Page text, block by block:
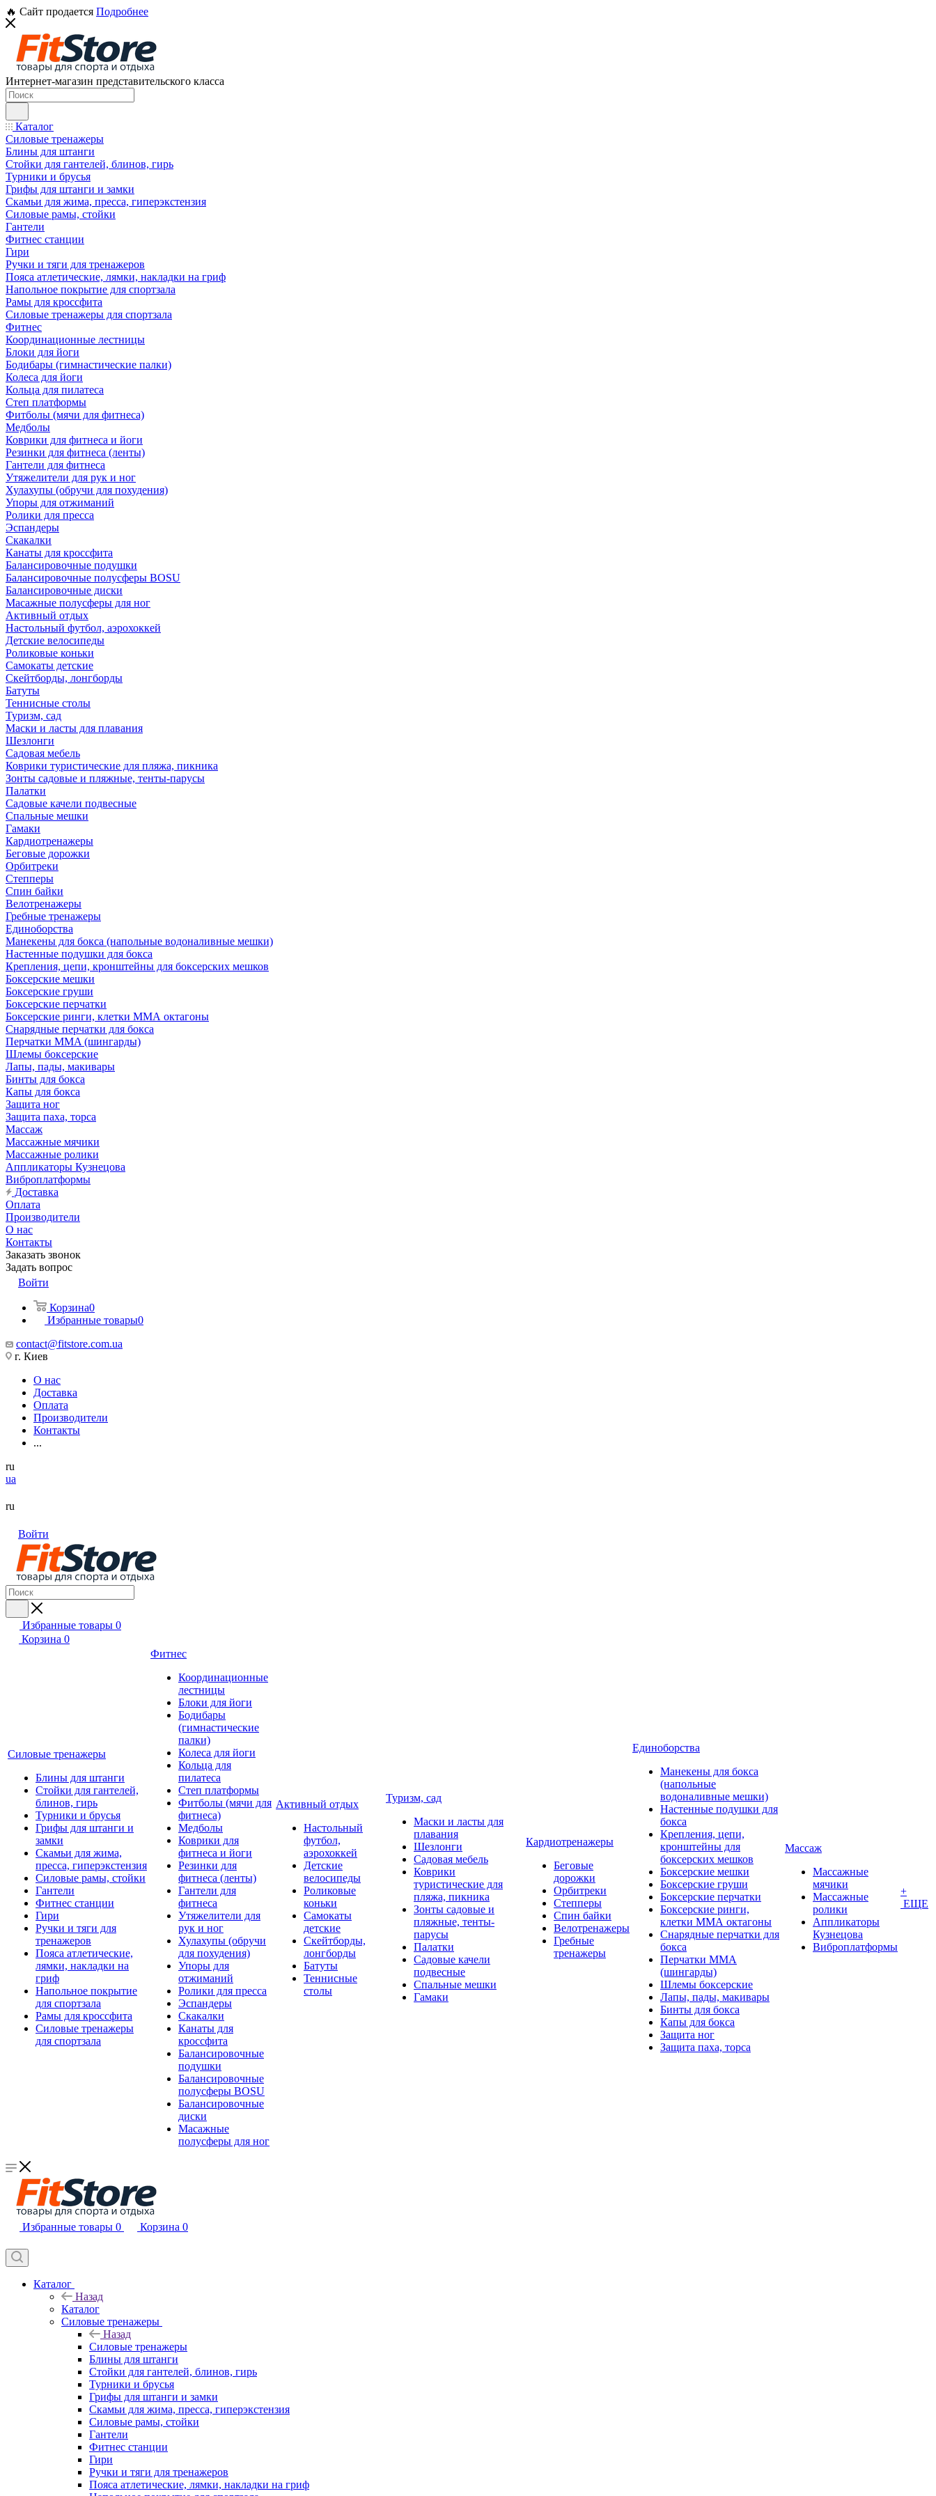
🔥 Сайт продается Подробнее
Интернет-магазин представительского класса
Каталог
Силовые тренажеры
Блины для штанги
Стойки для гантелей, блинов, гирь
Турники и брусья
Грифы для штанги и замки
Скамьи для жима, пресса, гиперэкстензия
Силовые рамы, стойки
Гантели
Фитнес станции
Гири
Ручки и тяги для тренажеров
Пояса атлетические, лямки, накладки на гриф
Напольное покрытие для спортзала
Рамы для кроссфита
Силовые тренажеры для спортзала
Фитнес
Координационные лестницы
Блоки для йоги
Бодибары (гимнастические палки)
Колеса для йоги
Кольца для пилатеса
Степ платформы
Фитболы (мячи для фитнеса)
Медболы
Коврики для фитнеса и йоги
Резинки для фитнеса (ленты)
Гантели для фитнеса
Утяжелители для рук и ног
Хулахупы (обручи для похудения)
Упоры для отжиманий
Ролики для пресса
Эспандеры
Скакалки
Канаты для кроссфита
Балансировочные подушки
Балансировочные полусферы BOSU
Балансировочные диски
Масажные полусферы для ног
Активный отдых
Настольный футбол, аэрохоккей
Детские велосипеды
Роликовые коньки
Самокаты детские
Скейтборды, лонгборды
Батуты
Теннисные столы
Туризм, сад
Маски и ласты для плавания
Шезлонги
Садовая мебель
Коврики туристические для пляжа, пикника
Зонты садовые и пляжные, тенты-парусы
Палатки
Садовые качели подвесные
Спальные мешки
Гамаки
Кардиотренажеры
Беговые дорожки
Орбитреки
Степперы
Спин байки
Велотренажеры
Гребные тренажеры
Единоборства
Манекены для бокса (напольные водоналивные мешки)
Настенные подушки для бокса
Крепления, цепи, кронштейны для боксерских мешков
Боксерские мешки
Боксерские груши
Боксерские перчатки
Боксерские ринги, клетки ММА октагоны
Снарядные перчатки для бокса
Перчатки MMA (шингарды)
Шлемы боксерские
Лапы, пады, макивары
Бинты для бокса
Капы для бокса
Защита ног
Защита паха, торса
Массаж
Массажные мячики
Массажные ролики
Аппликаторы Кузнецова
Виброплатформы
Доставка
Оплата
Производители
О нас
Контакты
Заказать звонок
Задать вопрос
Войти
Корзина0
Избранные товары0
contact@fitstore.com.ua
г. Киев
О нас
Доставка
Оплата
Производители
Контакты
...
ru
ua
ru
Войти
Избранные товары 0
Корзина 0
Силовые тренажеры
Блины для штанги
Стойки для гантелей,
блинов, гирь
Турники и брусья
Грифы для штанги и
замки
Скамьи для жима,
пресса, гиперэкстензия
Силовые рамы, стойки
Гантели
Фитнес станции
Гири
Ручки и тяги для
тренажеров
Пояса атлетические,
лямки, накладки на
гриф
Напольное покрытие
для спортзала
Рамы для кроссфита
Силовые тренажеры
для спортзала
Фитнес
Координационные
лестницы
Блоки для йоги
Бодибары
(гимнастические
палки)
Колеса для йоги
Кольца для
пилатеса
Степ платформы
Фитболы (мячи для
фитнеса)
Медболы
Коврики для
фитнеса и йоги
Резинки для
фитнеса (ленты)
Гантели для
фитнеса
Утяжелители для
рук и ног
Хулахупы (обручи
для похудения)
Упоры для
отжиманий
Ролики для пресса
Эспандеры
Скакалки
Канаты для
кроссфита
Балансировочные
подушки
Балансировочные
полусферы BOSU
Балансировочные
диски
Масажные
полусферы для ног
Активный отдых
Настольный
футбол,
аэрохоккей
Детские
велосипеды
Роликовые
коньки
Самокаты
детские
Скейтборды,
лонгборды
Батуты
Теннисные
столы
Туризм, сад
Маски и ласты для
плавания
Шезлонги
Садовая мебель
Коврики
туристические для
пляжа, пикника
Зонты садовые и
пляжные, тенты-
парусы
Палатки
Садовые качели
подвесные
Спальные мешки
Гамаки
Кардиотренажеры
Беговые
дорожки
Орбитреки
Степперы
Спин байки
Велотренажеры
Гребные
тренажеры
Единоборства
Манекены для бокса
(напольные
водоналивные мешки)
Настенные подушки для
бокса
Крепления, цепи,
кронштейны для
боксерских мешков
Боксерские мешки
Боксерские груши
Боксерские перчатки
Боксерские ринги,
клетки ММА октагоны
Снарядные перчатки для
бокса
Перчатки MMA
(шингарды)
Шлемы боксерские
Лапы, пады, макивары
Бинты для бокса
Капы для бокса
Защита ног
Защита паха, торса
Массаж
Массажные
мячики
Массажные
ролики
Аппликаторы
Кузнецова
Виброплатформы
+
ЕЩЕ
Избранные товары 0 Корзина 0
Каталог
Назад
Каталог
Силовые тренажеры
Назад
Силовые тренажеры
Блины для штанги
Стойки для гантелей, блинов, гирь
Турники и брусья
Грифы для штанги и замки
Скамьи для жима, пресса, гиперэкстензия
Силовые рамы, стойки
Гантели
Фитнес станции
Гири
Ручки и тяги для тренажеров
Пояса атлетические, лямки, накладки на гриф